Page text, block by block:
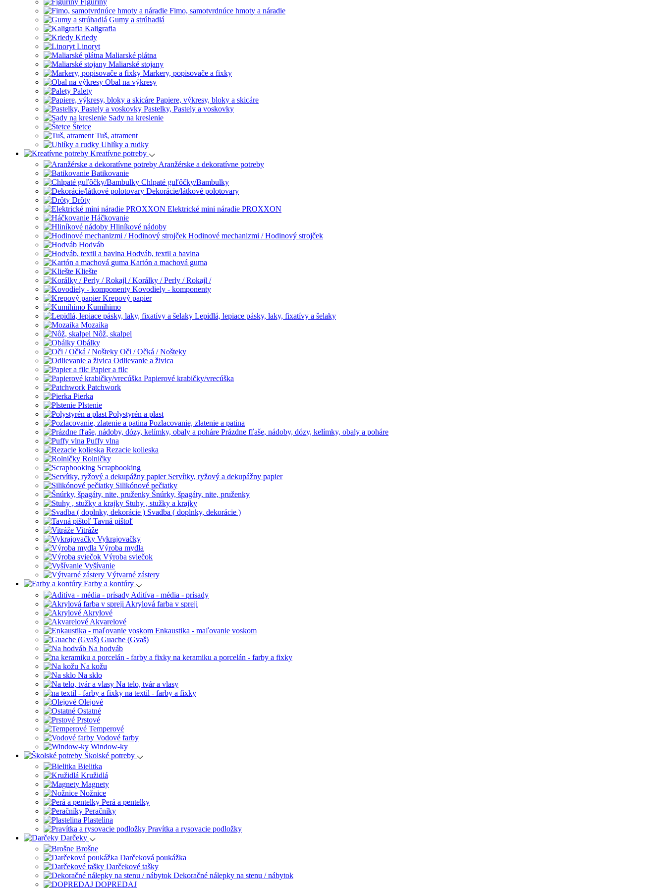
Figuríny
Fimo, samotvrdnúce hmoty a náradie
Gumy a strúhadlá
Kaligrafia
Kriedy
Linoryt
Maliarské plátna
Maliarské stojany
Markery, popisovače a fixky
Obal na výkresy
Palety
Papiere, výkresy, bloky a skicáre
Pastelky, Pastely a voskovky
Sady na kreslenie
Štetce
Tuš, atrament
Uhlíky a rudky
Kreatívne potreby
Aranžérske a dekoratívne potreby
Batikovanie
Chlpaté guľôčky/Bambulky
Dekorácie/látkové polotovary
Drôty
Elektrické mini náradie PROXXON
Háčkovanie
Hliníkové nádoby
Hodinové mechanizmi / Hodinový strojček
Hodváb
Hodváb, textil a bavlna
Kartón a machová guma
Kliešte
Korálky / Perly / Rokajl /
Kovodiely - komponenty
Krepový papier
Kumihimo
Lepidlá, lepiace pásky, laky, fixatívy a šelaky
Mozaika
Nôž, skalpel
Obálky
Oči / Očká / Nošteky
Odlievanie a živica
Papier a filc
Papierové krabičky/vrecúška
Patchwork
Pierka
Plstenie
Polystyrén a plast
Pozlacovanie, zlatenie a patina
Prázdne fľaše, nádoby, dózy, kelímky, obaly a poháre
Puffy vlna
Rezacie kolieska
Rolničky
Scrapbooking
Servítky, ryžový a dekupážny papier
Silikónové pečiatky
Šnúrky, špagáty, nite, pruženky
Stuhy , stužky a krajky
Svadba ( doplnky, dekorácie )
Tavná pištoľ
Vitráže
Vykrajovačky
Výroba mydla
Výroba sviečok
Vyšívanie
Výtvarné zástery
Farby a kontúry
Aditíva - média - prísady
Akrylová farba v spreji
Akrylové
Akvarelové
Enkaustika - maľovanie voskom
Guache (Gvaš)
Na hodváb
na keramiku a porcelán - farby a fixky
Na kožu
Na sklo
Na telo, tvár a vlasy
na textil - farby a fixky
Olejové
Ostatné
Prstové
Temperové
Vodové farby
Window-ky
Školské potreby
Bielitka
Kružidlá
Magnety
Nožnice
Perá a pentelky
Peračníky
Plastelina
Pravítka a rysovacie podložky
Darčeky
Brošne
Darčeková poukážka
Darčekové tašky
Dekoračné nálepky na stenu / nábytok
DOPREDAJ